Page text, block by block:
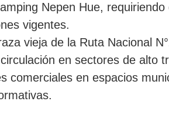
Nepen Hue,
vigentes.
vieja de la Ruta Nacional
en sectores de alto
comerciales en espacios